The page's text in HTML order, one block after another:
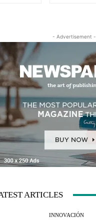
- Advertisement -
ARTICLES
INNOVACIÓN